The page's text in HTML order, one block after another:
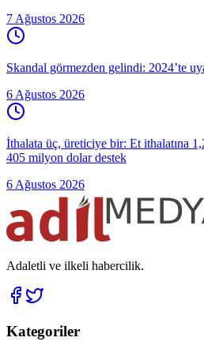
7 Ağustos 2026
Skandal görmezden gelindi: 2024’te
6 Ağustos 2026
İthalata üç, üreticiye bir: Et ithalatına
405 milyon dolar destek
6 Ağustos 2026
Adaletli ve ilkeli habercilik.
Kategoriler